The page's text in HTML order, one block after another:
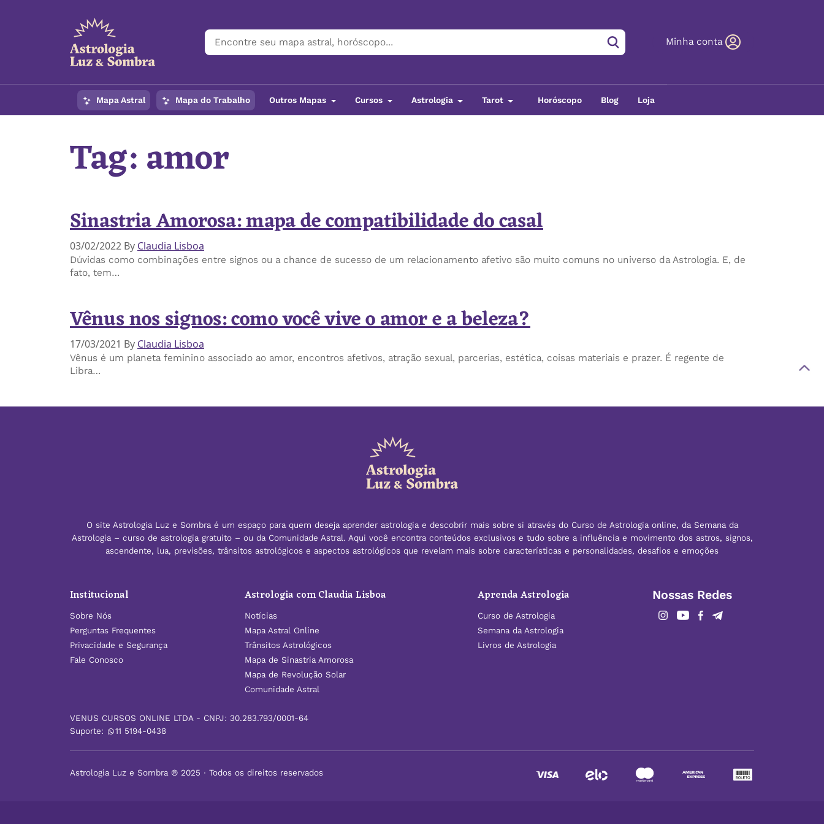
Minha conta
Mapa Astral Mapa do Trabalho Outros Mapas Cursos Astrologia Tarot Horóscopo Blog Loja
Tag:amor
Sinastria Amorosa: mapa de compatibilidade do casal
03/02/2022 By Claudia Lisboa
Dúvidas como combinações entre signos ou a chance de sucesso de um relacionamento afetivo são muito comuns no universo da Astrologia. E, de
fato, tem…
Vênus nos signos: como você vive o amor e a beleza?
17/03/2021 By Claudia Lisboa
Vênus é um planeta feminino associado ao amor, encontros afetivos, atração sexual, parcerias, estética, coisas materiais e prazer. É regente de
Libra…
O site Astrologia Luz e Sombra é um espaço para quem deseja aprender astrologia e descobrir mais sobre si através do Curso de Astrologia online, da Semana da
Astrologia – curso de astrologia gratuito – ou da Comunidade Astral. Aqui você encontra conteúdos exclusivos e tudo sobre a influência e movimento dos astros, signos,
ascendente, lua, previsões, trânsitos astrológicos e aspectos astrológicos que revelam mais sobre características e personalidades, desafios e emoções
Institucional
Sobre Nós
Perguntas Frequentes
Privacidade e Segurança
Fale Conosco
Astrologia com Claudia Lisboa
Notícias
Mapa Astral Online
Trânsitos Astrológicos
Mapa de Sinastria Amorosa
Mapa de Revolução Solar
Comunidade Astral
Aprenda Astrologia
Curso de Astrologia
Semana da Astrologia
Livros de Astrologia
Nossas Redes
VENUS CURSOS ONLINE LTDA - CNPJ: 30.283.793/0001-64
Suporte:
11 5194-0438
Astrologia Luz e Sombra ® 2025 ∙ Todos os direitos reservados